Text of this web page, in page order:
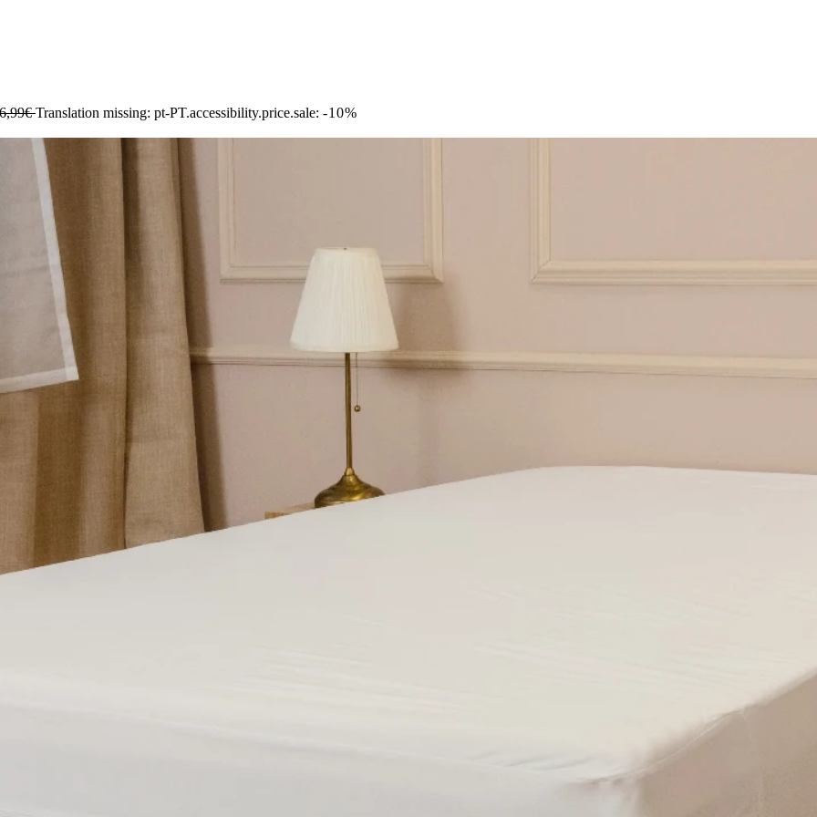
Translation missing: pt-PT.accessibility.price.sale: -10%